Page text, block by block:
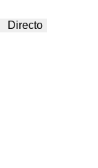
Directo